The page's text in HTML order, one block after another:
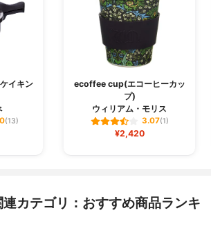
イキン
(13)
ecoffee cup(エコーヒーカッ
プ)
ウィリアム・モリス
3.07(1)
¥2,420
カテゴリ：おすすめ商品ランキ